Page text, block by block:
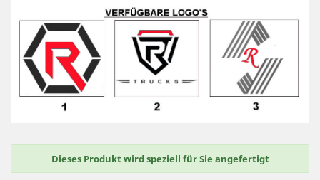
Dieses Produkt wird speziell für Sie angefertigt